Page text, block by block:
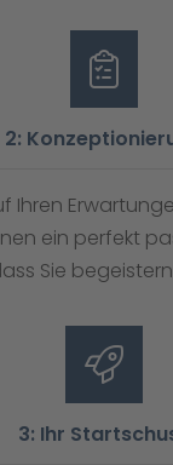
2:
Ihren
ein perfekt
Sie
3: Ihr